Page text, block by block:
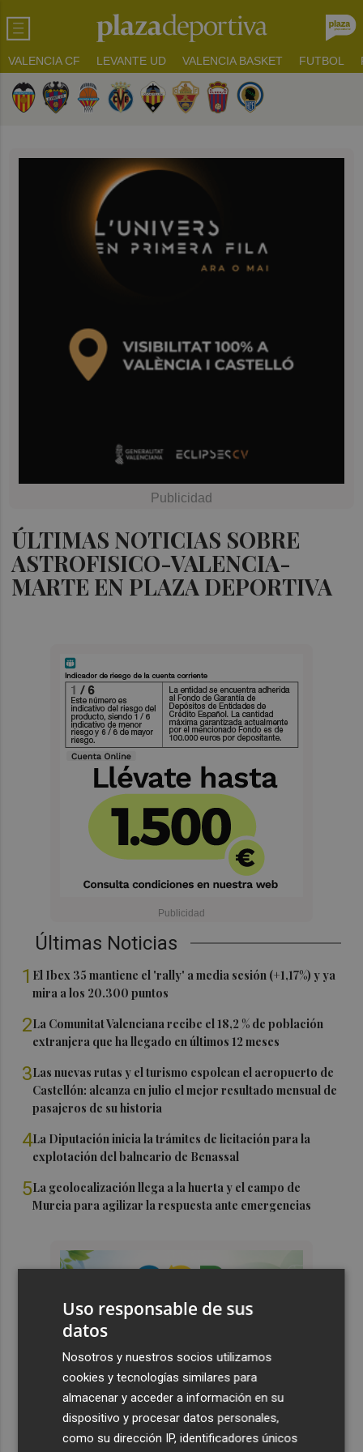
VALENCIA CF LEVANTE UD VALENCIA BASKET FUTBOL
ÚLTIMAS NOTICIAS SOBRE
ASTROFISICO-VALENCIA-
MARTE EN PLAZA DEPORTIVA
Últimas Noticias
1 El Ibex 35 mantiene el 'rally' a media sesión (+1,17%) y ya
mira a los 20.300 puntos
2La Comunitat Valenciana recibe el 18,2 % de población
extranjera que ha llegado en últimos 12 meses
3Las nuevas rutas y el turismo espolean el aeropuerto de
Castellón: alcanza en julio el mejor resultado mensual de
pasajeros de su historia
4La Diputación inicia la trámites de licitación para la
explotación del balneario de Benassal
5La geolocalización llega a la huerta y el campo de
Murcia para agilizar la respuesta ante emergencias
Uso responsable de sus
datos
Nosotros y nuestros socios utilizamos
cookies y tecnologías similares para
almacenar y acceder a información en su
dispositivo y procesar datos personales,
como su dirección IP, identificadores únicos